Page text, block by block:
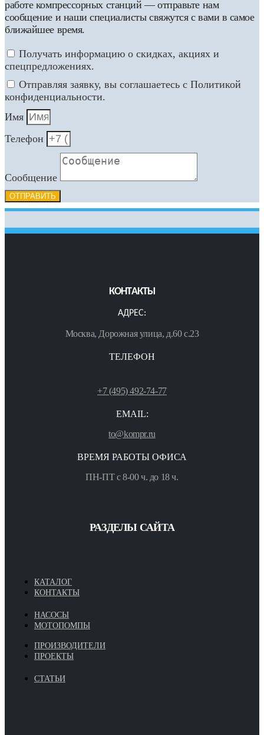
работе компрессорных станций — отправьте нам
сообщение и наши специалисты свяжутся с вами в самое
ближайшее время.
Получать информацию о скидках, акциях и
спецпредложениях.
Отправляя заявку, вы соглашаетесь с Политикой
конфиденциальности.
Имя
Телефон
Сообщение
ОТПРАВИТЬ
КОНТАКТЫ
АДРЕС:
Москва, Дорожная улица, д.60 с.23
ТЕЛЕФОН
+7 (495) 492-74-77
EMAIL:
to@kompr.ru
ВРЕМЯ РАБОТЫ ОФИСА
ПН-ПТ с 8-00 ч. до 18 ч.
РАЗДЕЛЫ САЙТА
КАТАЛОГ
КОНТАКТЫ
НАСОСЫ
МОТОПОМПЫ
ПРОИЗВОДИТЕЛИ
ПРОЕКТЫ
СТАТЬИ